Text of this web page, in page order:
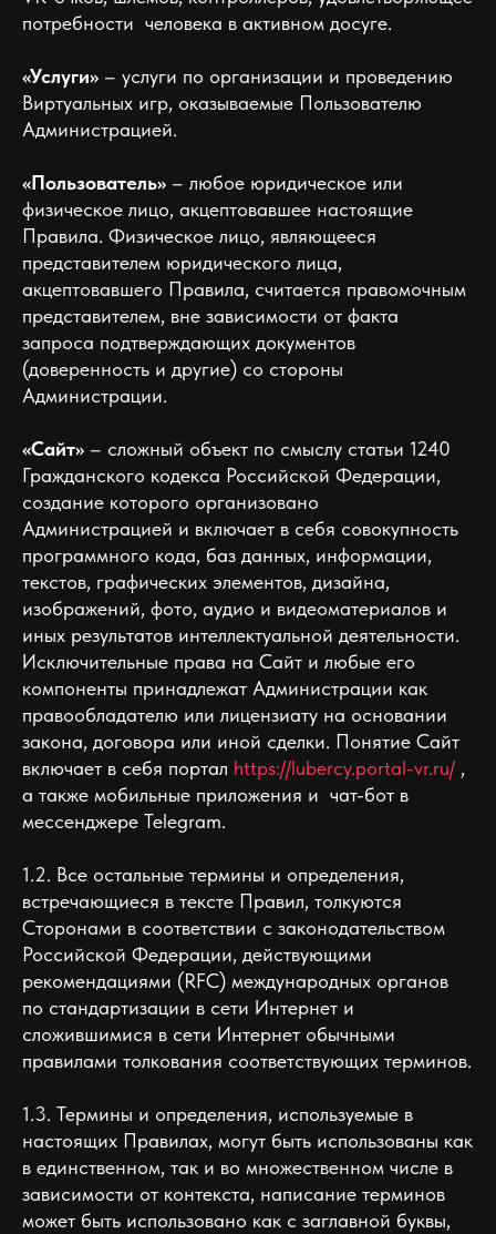
потребности человека в активном досуге.
«Услуги» – услуги по организации и проведению
Виртуальных игр, оказываемые Пользователю
Администрацией.
«Пользователь» – любое юридическое или
физическое лицо, акцептовавшее настоящие
Правила. Физическое лицо, являющееся
представителем юридического лица,
акцептовавшего Правила, считается правомочным
представителем, вне зависимости от факта
запроса подтверждающих документов
(доверенность и другие) со стороны
Администрации.
«Сайт» – сложный объект по смыслу статьи 1240
Гражданского кодекса Российской Федерации,
создание которого организовано
Администрацией и включает в себя совокупность
программного кода, баз данных, информации,
текстов, графических элементов, дизайна,
изображений, фото, аудио и видеоматериалов и
иных результатов интеллектуальной деятельности.
Исключительные права на Сайт и любые его
компоненты принадлежат Администрации как
правообладателю или лицензиату на основании
закона, договора или иной сделки. Понятие Сайт
включает в себя портал https://lubercy.portal-vr.ru/ ,
а также мобильные приложения и чат-бот в
мессенджере Telegram.
1.2. Все остальные термины и определения,
встречающиеся в тексте Правил, толкуются
Сторонами в соответствии с законодательством
Российской Федерации, действующими
рекомендациями (RFC) международных органов
по стандартизации в сети Интернет и
сложившимися в сети Интернет обычными
правилами толкования соответствующих терминов.
1.3. Термины и определения, используемые в
настоящих Правилах, могут быть использованы как
в единственном, так и во множественном числе в
зависимости от контекста, написание терминов
может быть использовано как с заглавной буквы,